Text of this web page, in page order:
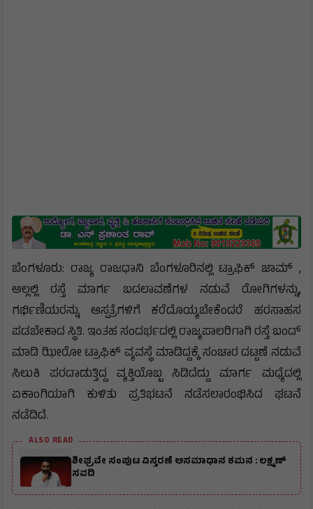
ಬೆಂಗಳೂರು: ರಾಜ್ಯ ರಾಜಧಾನಿ ಬೆಂಗಳೂರಿನಲ್ಲಿ ಟ್ರಾಫಿಕ್ ಜಾಮ್ ,
ಅಲ್ಲಲ್ಲಿ ರಸ್ತೆ ಮಾರ್ಗ ಬದಲಾವಣೆಗಳ ನಡುವೆ ರೋಗಿಗಳನ್ನು,
ಗರ್ಭಿಣಿಯರನ್ನು ಆಸ್ಪತ್ರೆಗಳಿಗೆ ಕರೆದೊಯ್ಯಬೇಕೆಂದರೆ ಹರಸಾಹಸ
ಪಡಬೇಕಾದ ಸ್ಥಿತಿ. ಇಂತಹ ಸಂದರ್ಭದಲ್ಲಿ ರಾಜ್ಯಪಾಲರಿಗಾಗಿ ರಸ್ತೆ ಬಂದ್
ಮಾಡಿ ಝೀರೋ ಟ್ರಾಫಿಕ್ ವ್ಯವಸ್ಥೆ ಮಾಡಿದ್ದಕ್ಕೆ ಸಂಚಾರ ದಟ್ಟಣೆ ನಡುವೆ
ಸಿಲುಕಿ ಪರದಾಡುತ್ತಿದ್ದ ವ್ಯಕ್ತಿಯೊಬ್ಬ ಸಿಡಿದೆದ್ದು ಮಾರ್ಗ ಮಧ್ಯೆದಲ್ಲಿ
ಏಕಾಂಗಿಯಾಗಿ ಕುಳಿತು ಪ್ರತಿಭಟನೆ ನಡೆಸಲಾರಂಭಿಸಿದ ಘಟನೆ
ನಡೆದಿದೆ.
ALSO READ
ಶೀಘ್ರವೇ ಸಂಪುಟ ವಿಸ್ತರಣೆ ಅಸಮಾಧಾನ ಶಮನ : ಲಕ್ಷ್ಮಣ್
ಸವದಿ